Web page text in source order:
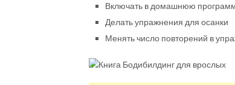
Включать в домашнюю
Делать упражнения для осанки
Менять число повторений в